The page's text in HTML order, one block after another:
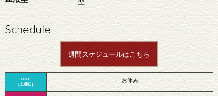
型
Schedule
週間スケジュールはこちら
08/08
(土曜日)
お休み